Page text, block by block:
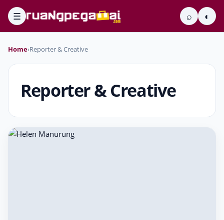
☰ ⌕ ◐
Home›Reporter & Creative
Reporter & Creative